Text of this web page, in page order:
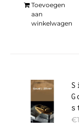
Toevoegen
aan
winkelwagen
€